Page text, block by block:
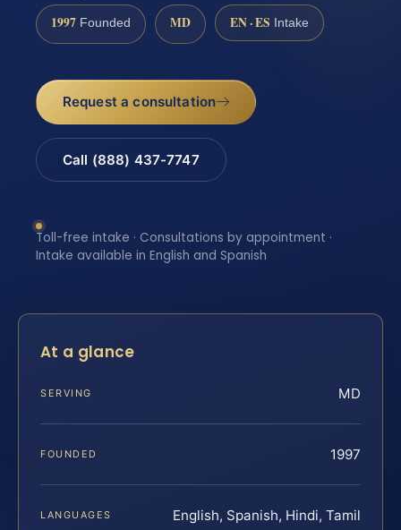
1997 Founded MD EN · ES Intake
Request a consultation
Call (888) 437-7747
Toll-free intake · Consultations by appointment ·
Intake available in English and Spanish
At a glance
SERVING MD
FOUNDED 1997
LANGUAGES English, Spanish, Hindi, Tamil